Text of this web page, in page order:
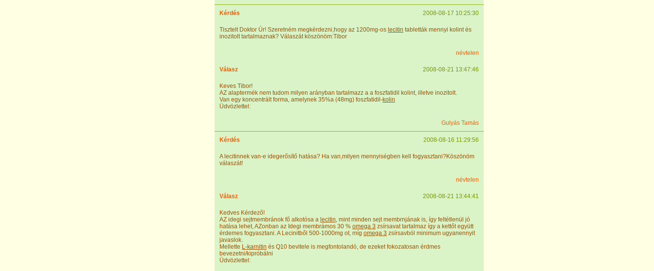
Kérdés 2008-08-17 10:25:30
Tisztelt Doktor Úr! Szeretném megkérdezni,hogy az 1200mg-os lecitin tabletták mennyi kolint és
inozitolt tartalmaznak? Válaszát köszönöm:Tibor
névtelen
Válasz 2008-08-21 13:47:46
Keves Tibor!
AZ alaptermék nem tudom milyen arányban tartalmazz a a foszfatidil kolint, illetve inozitolt.
Van egy koncentrált forma, amelynek 35%a (48mg) foszfatidil-kolin
Üdvözlettel:
Gulyás Tamás
Kérdés 2008-08-16 11:29:56
A lecitinnek van-e idegerősítő hatása? Ha van,milyen mennyiségben kell fogyasztani?Köszönöm
válaszát!
névtelen
Válasz 2008-08-21 13:44:41
Kedves Kérdező!
AZ idegi sejtmembránok fő alkotósa a lecitin, mint minden sejt membrnjának is, így feltétlenül jó
hatása lehet, AZonban az Idegi membrámos 30 % omega 3 zsírsavat tartalmaz így a kettőt együtt
érdemes fogyasztani. A Lecinitből 500-1000mg ot, míg omega 3 zsírsavból minimum ugyanennyit
javaslok.
Mellette L-karnitin és Q10 bevitele is megfontolandó, de ezeket fokozatosan érdmes
bevezetni/kipróbálni
Üdvözlettel: